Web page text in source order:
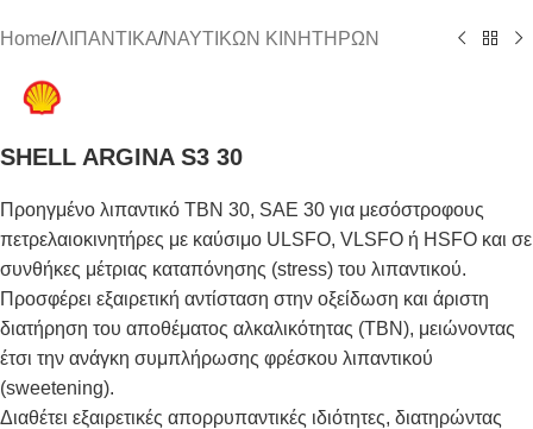
Home/ΛΙΠΑΝΤΙΚΑ/ΝΑΥΤΙΚΩΝ ΚΙΝΗΤΗΡΩΝ
SHELL ARGINA S3 30
Προηγμένο λιπαντικό TBN 30, SAE 30 για μεσόστροφους
πετρελαιοκινητήρες με καύσιμο ULSFO, VLSFO ή HSFO και σε
συνθήκες μέτριας καταπόνησης (stress) του λιπαντικού.
Προσφέρει εξαιρετική αντίσταση στην οξείδωση και άριστη
διατήρηση του αποθέματος αλκαλικότητας (TBN), μειώνοντας
έτσι την ανάγκη συμπλήρωσης φρέσκου λιπαντικού
(sweetening).
Διαθέτει εξαιρετικές απορρυπαντικές ιδιότητες, διατηρώντας